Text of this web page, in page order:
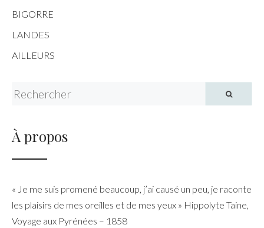
BIGORRE
LANDES
AILLEURS
Search for:
À propos
« Je me suis promené beaucoup, j’ai causé un peu, je raconte
les plaisirs de mes oreilles et de mes yeux » Hippolyte Taine,
Voyage aux Pyrénées – 1858